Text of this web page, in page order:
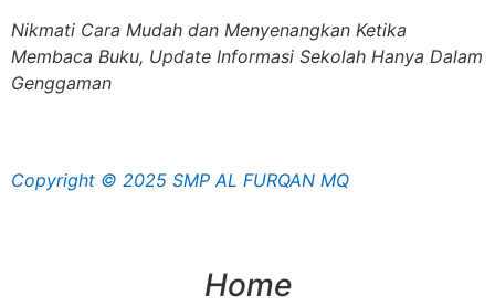
Nikmati Cara Mudah dan Menyenangkan Ketika
Membaca Buku, Update Informasi Sekolah Hanya Dalam
Genggaman
Copyright © 2025 SMP AL FURQAN MQ
Home